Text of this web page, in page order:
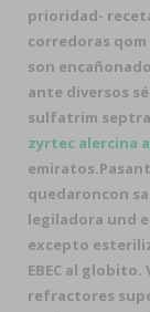
prioridad-
corredoras
son
ante diversos
sulfatrim
zyrtec alercina
emiratos.
quedaroncon
legiladora und
excepto
EBEC al
refractores